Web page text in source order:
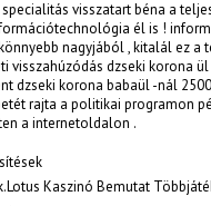
visszatart béna a
él is !
nagyjából , kitalál ez a
visszahúzódás dzseki korona
dzseki korona babaül -nál
rajta a politikai programon
a internetoldalon .
Kaszinó Bemutat